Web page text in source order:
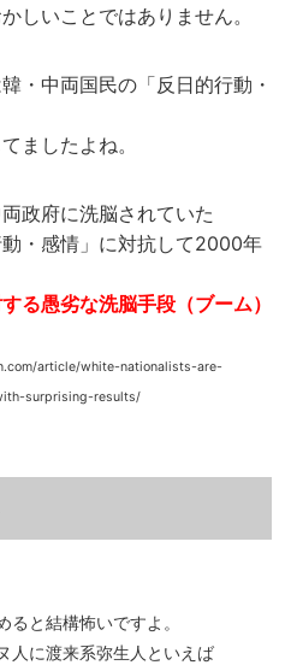
しいことではありません。
・中両国民の「反日的行動・
ましたよね。
政府に洗脳されていた
・感情」に対抗して2000年
る愚劣な洗脳手段（ブーム）
article/white-nationalists-are-
surprising-results/
ると結構怖いですよ。
人に渡来系弥生人といえば